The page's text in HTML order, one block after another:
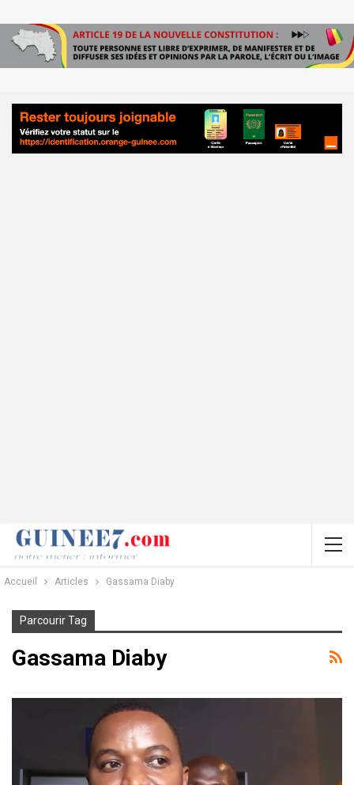
Accueil Articles Gassama Diaby
Parcourir Tag
Gassama Diaby